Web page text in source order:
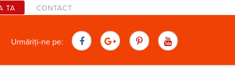
TA CONTACT
Urmăriți-ne pe: